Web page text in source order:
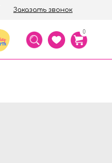
Заказать звонок
0